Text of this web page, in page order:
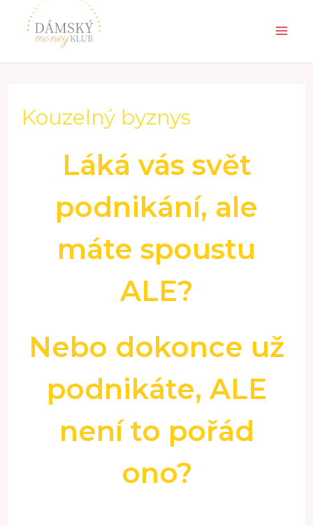
Kouzelný byznys
Láká vás svět
podnikání, ale
máte spoustu
ALE?
Nebo dokonce už
podnikáte, ALE
není to pořád
ono?